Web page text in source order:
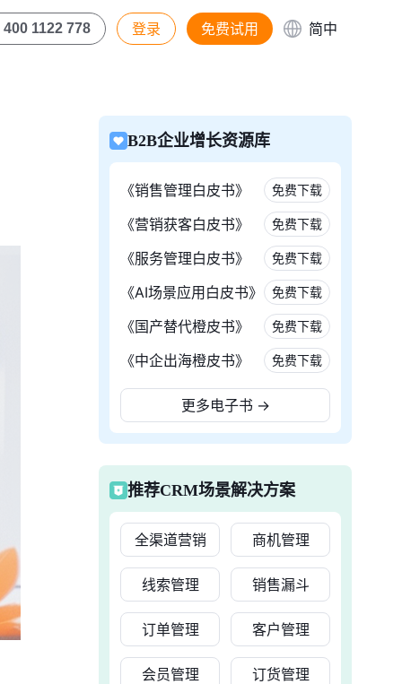
400 1122 778 登录 免费试用 简中
B2B企业增长资源库
《销售管理白皮书》 免费下载
《营销获客白皮书》 免费下载
《服务管理白皮书》 免费下载
《AI场景应用白皮书》 免费下载
《国产替代橙皮书》 免费下载
《中企出海橙皮书》 免费下载
更多电子书 →
推荐CRM场景解决方案
全渠道营销 商机管理
线索管理 销售漏斗
订单管理 客户管理
会员管理 订货管理